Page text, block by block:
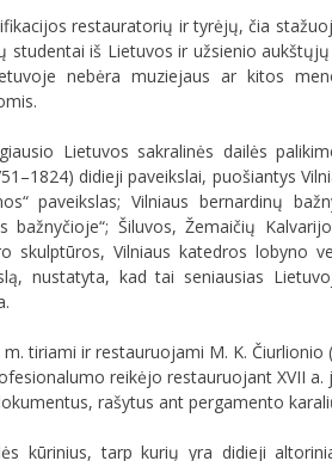
restauratorių ir tyrėjų, čia
iš Lietuvos ir užsienio
nebėra muziejaus ar kitos
Lietuvos sakralinės dailės
didieji paveikslai, puošiantys
paveikslas; Vilniaus bernardinų
bažnyčioje“; Šiluvos, Žemaičių
skulptūros, Vilniaus katedros lobyno
nustatyta, kad tai seniausias
tiriami ir restauruojami M. K. Čiurlionio
reikėjo restauruojant XVII
rašytus ant pergamento
kūrinius, tarp kurių yra didieji